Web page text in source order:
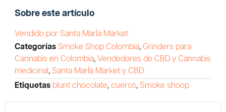
Sobre este artículo
Vendido por Santa MarÍa Market
Categorías Smoke Shop Colombia, Grinders para
Cannabis en Colombia, Vendedores de CBD y Cannabis
medicinal, Santa MarÍa Market y CBD
Etiquetas blunt chocolate, cueros, Smoke shoop